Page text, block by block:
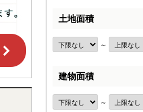
土地面積
～
建物面積
～